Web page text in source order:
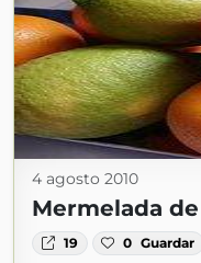
4 agosto 2010
Mermelada
19 0 Guardar